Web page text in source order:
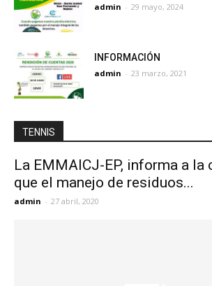
admin - 29 mayo, 2024
INFORMACIÓN
admin - 23 marzo, 2021
TENNIS
La EMMAICJ-EP, informa a la
que el manejo de residuos...
admin - 27 abril, 2020